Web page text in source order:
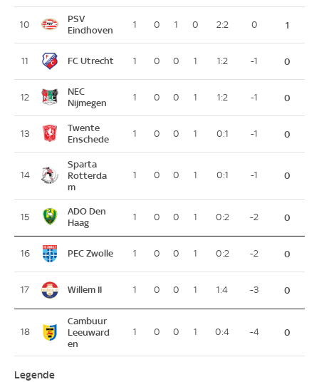
10
PSV
Eindhoven
1 0 1 0 2:2 0 1
11 FC Utrecht 1 0 0 1 1:2 -1 0
12
NEC
Nijmegen
1 0 0 1 1:2 -1 0
13
Twente
Enschede
1 0 0 1 0:1 -1 0
14
Sparta
Rotterda
m
1 0 0 1 0:1 -1 0
15
ADO Den
Haag
1 0 0 1 0:2 -2 0
16 PEC Zwolle 1 0 0 1 0:2 -2 0
17 Willem II 1 0 0 1 1:4 -3 0
18
Cambuur
Leeuward
en
1 0 0 1 0:4 -4 0
Legende